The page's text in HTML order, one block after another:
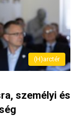
(H)arctér
személyi és